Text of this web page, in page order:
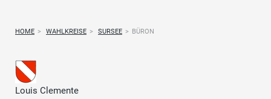
HOME > WAHLKREISE > SURSEE > BÜRON
Louis Clemente